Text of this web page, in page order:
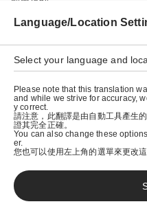
プライバシーポリシー
特定商取引法に基づく表示
会社概要
©
Language/Location
Select your language and
Please note that this translation
and while we strive for accuracy,
y correct.
請注意，此翻譯是由自動工具產生
證其完全正確。
You can also change these
er.
您也可以使用左上角的選單來更改這